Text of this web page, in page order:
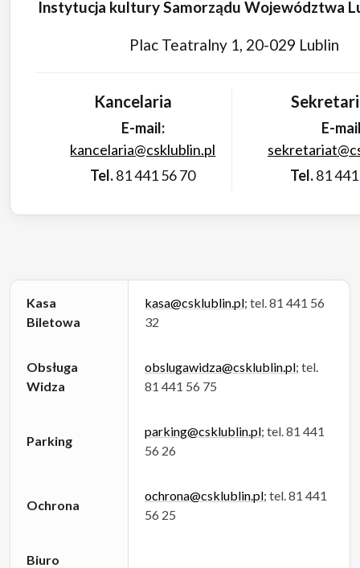
Instytucja kultury Samorządu Województwa
Plac Teatralny 1, 20-029 Lublin
Kancelaria
E-mail:
kancelaria@csklublin.pl
Tel.81 441 56 70
E-
Tel.81
Kasa
Biletowa
kasa@csklublin.pl; tel. 81 441 56
32
Obsługa
Widza
obslugawidza@csklublin.pl; tel.
81 441 56 75
Parking
parking@csklublin.pl; tel. 81 441
56 26
Ochrona
ochrona@csklublin.pl; tel. 81 441
56 25
Biuro